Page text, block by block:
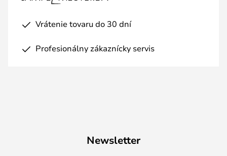
Vrátenie tovaru do 30 dní
Profesionálny zákaznícky servis
Newsletter